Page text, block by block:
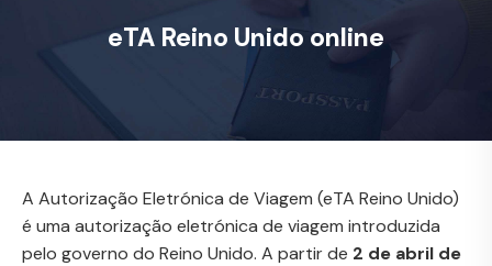
eTA Reino Unido online
A Autorização Eletrónica de Viagem (eTA Reino Unido)
é uma autorização eletrónica de viagem introduzida
pelo governo do Reino Unido. A partir de 2 de abril de